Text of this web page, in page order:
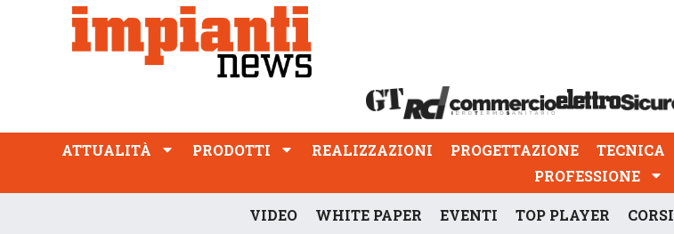
ATTUALITÀ PRODOTTI REALIZZAZIONI
PROFESSIONE
ATTUALITÀ PRODOTTI REALIZZAZIONI PROGETTAZIONE TECNICA
PROFESSIONE
VIDEO WHITE PAPER EVENTI TOP PLAYER CORSI